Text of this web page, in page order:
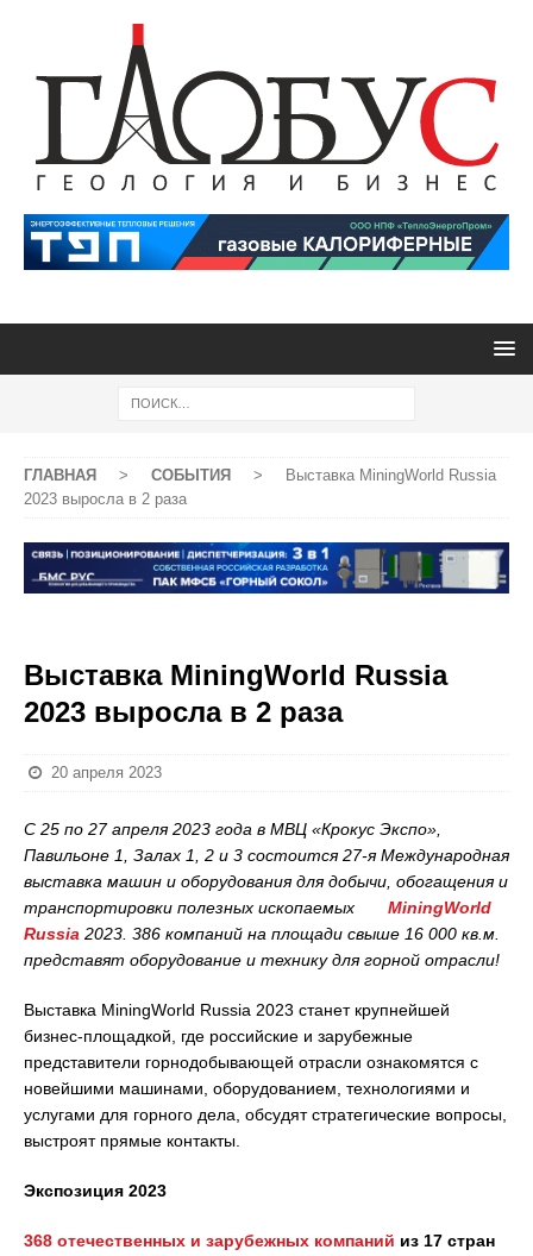
ГЛАВНАЯ > СОБЫТИЯ >
Выставка MiningWorld Russia
2023 выросла в 2 раза
Выставка MiningWorld Russia
2023 выросла в 2 раза
20 апреля 2023
C 25 по 27 апреля 2023 года в МВЦ «Крокус Экспо»,
Павильоне 1, Залах 1, 2 и 3 состоится 27-я Международная
выставка машин и оборудования для добычи, обогащения и
транспортировки полезных ископаемых MiningWorld
Russia 2023. 386 компаний на площади свыше 16 000 кв.м.
представят оборудование и технику для горной отрасли!
Выставка MiningWorld Russia 2023 станет крупнейшей
бизнес-площадкой, где российские и зарубежные
представители горнодобывающей отрасли ознакомятся с
новейшими машинами, оборудованием, технологиями и
услугами для горного дела, обсудят стратегические вопросы,
выстроят прямые контакты.
Экспозиция 2023
368 отечественных и зарубежных компаний из 17 стран